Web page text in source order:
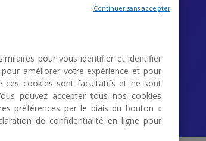
pour vous identifier et identifier
améliorer votre expérience et pour
ces cookies sont facultatifs et ne sont
pouvez accepter tous nos cookies
préférences par le biais du bouton «
de confidentialité en ligne pour
Continuer sans accepter